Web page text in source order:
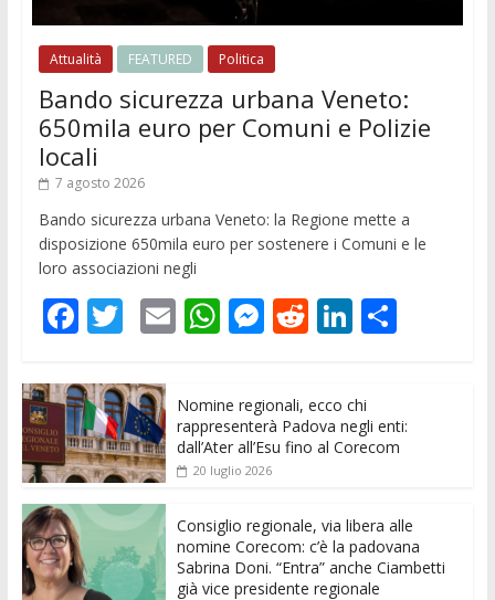
Attualità FEATURED Politica
Bando sicurezza urbana Veneto:
650mila euro per Comuni e Polizie
locali
7 agosto 2026
Bando sicurezza urbana Veneto: la Regione mette a
disposizione 650mila euro per sostenere i Comuni e le
loro associazioni negli
F
ac
e
b
o
o
k
T
w
itt
er
E
m
l
W
h
s
A
p
p
M
e
e
n
g
er
R
e
di
t
Li
n
e
dI
C
di
vi
Nomine regionali, ecco chi
rappresenterà Padova negli enti:
dall’Ater all’Esu fino al Corecom
20 luglio 2026
Consiglio regionale, via libera alle
nomine Corecom: c’è la padovana
Sabrina Doni. “Entra” anche Ciambetti
già vice presidente regionale